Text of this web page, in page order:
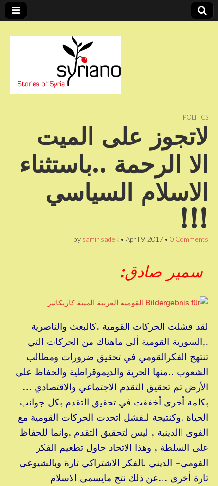
syriano POLITICS
لاتجوز على الميت
الا الرحمة ..باستثناء
الاسلام السياسي
!!!
by samir sadek • April 9, 2017 • 0 Comments
سمير صادق:
لقد فشلت الحركات القومية .كالبعث والناصرية
.,السورية القومية ألى ماهناك من الحركات التي
تنتهج الفكرالقومي في تحقيق ضرورات ومطالب
الشعوب ..منها الحرية والديموقراطية والحفاظ على
الأرض ثم تحقيق التقدم الاجتماعي والاقتصادي …
بكلمة أخرى أخفقت في تحقيق التقدم بكل جوانب
الحياة ,وكنتيجة للفشل اتحدت الحركات القومية مع
القوى االدينية , ليس لتحقيق التقدم ,وانما للحفاظ
على السلطة , وهذا الاتحاد حاول تطعيم الفكر
القومي- الديني بالفكر الاشتراكي تارة وبالشيوعي
تارة أخرى …عن ذلك نتج مايسمى الاسلام